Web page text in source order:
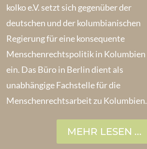
kolko e.V. setzt sich gegenüber der
deutschen und der kolumbianischen
Regierung für eine konsequente
Menschenrechts­politik in Kolum­bien
ein. Das Büro in Berlin dient als
unabhängige Fachstelle für die
Menschen­rechtsarbeit zu Kolumbien.
MEHR LESEN ...